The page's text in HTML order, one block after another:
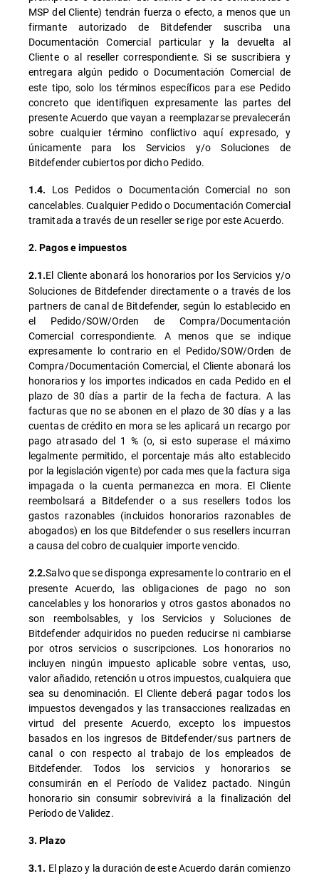
MSP del Cliente) tendrán fuerza o efecto, a menos que un
firmante autorizado de Bitdefender suscriba una
Documentación Comercial particular y la devuelta al
Cliente o al reseller correspondiente. Si se suscribiera y
entregara algún pedido o Documentación Comercial de
este tipo, solo los términos específicos para ese Pedido
concreto que identifiquen expresamente las partes del
presente Acuerdo que vayan a reemplazarse prevalecerán
sobre cualquier término conflictivo aquí expresado, y
únicamente para los Servicios y/o Soluciones de
Bitdefender cubiertos por dicho Pedido.
1.4. Los Pedidos o Documentación Comercial no son
cancelables. Cualquier Pedido o Documentación Comercial
tramitada a través de un reseller se rige por este Acuerdo.
2. Pagos e impuestos
2.1.El Cliente abonará los honorarios por los Servicios y/o
Soluciones de Bitdefender directamente o a través de los
partners de canal de Bitdefender, según lo establecido en
el Pedido/SOW/Orden de Compra/Documentación
Comercial correspondiente. A menos que se indique
expresamente lo contrario en el Pedido/SOW/Orden de
Compra/Documentación Comercial, el Cliente abonará los
honorarios y los importes indicados en cada Pedido en el
plazo de 30 días a partir de la fecha de factura. A las
facturas que no se abonen en el plazo de 30 días y a las
cuentas de crédito en mora se les aplicará un recargo por
pago atrasado del 1 % (o, si esto superase el máximo
legalmente permitido, el porcentaje más alto establecido
por la legislación vigente) por cada mes que la factura siga
impagada o la cuenta permanezca en mora. El Cliente
reembolsará a Bitdefender o a sus resellers todos los
gastos razonables (incluidos honorarios razonables de
abogados) en los que Bitdefender o sus resellers incurran
a causa del cobro de cualquier importe vencido.
2.2.Salvo que se disponga expresamente lo contrario en el
presente Acuerdo, las obligaciones de pago no son
cancelables y los honorarios y otros gastos abonados no
son reembolsables, y los Servicios y Soluciones de
Bitdefender adquiridos no pueden reducirse ni cambiarse
por otros servicios o suscripciones. Los honorarios no
incluyen ningún impuesto aplicable sobre ventas, uso,
valor añadido, retención u otros impuestos, cualquiera que
sea su denominación. El Cliente deberá pagar todos los
impuestos devengados y las transacciones realizadas en
virtud del presente Acuerdo, excepto los impuestos
basados en los ingresos de Bitdefender/sus partners de
canal o con respecto al trabajo de los empleados de
Bitdefender. Todos los servicios y honorarios se
consumirán en el Período de Validez pactado. Ningún
honorario sin consumir sobrevivirá a la finalización del
Período de Validez.
3. Plazo
3.1. El plazo y la duración de este Acuerdo darán comienzo